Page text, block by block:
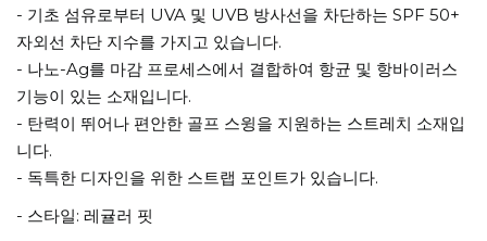
- 기초 섬유로부터 UVA 및 UVB 방사선을 차단하는 SPF 50+
자외선 차단 지수를 가지고 있습니다.
- 나노-Ag를 마감 프로세스에서 결합하여 항균 및 항바이러스
기능이 있는 소재입니다.
- 탄력이 뛰어나 편안한 골프 스윙을 지원하는 스트레치 소재입
니다.
- 독특한 디자인을 위한 스트랩 포인트가 있습니다.
- 스타일: 레귤러 핏